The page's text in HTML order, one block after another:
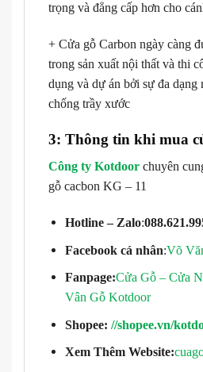
trọng và đẳng cấp hơn cho
+ Cửa gỗ Carbon ngày càng
trong sản xuất nội thất và thi
dụng và dự án bởi sự đa dạng
chống trầy xước
3: Thông tin khi mua
Công ty Kotdoor chuyên
gỗ cacbon KG – 11
Hotline – Zalo:
Facebook cá nhân:Võ
Fanpage:Cửa Gỗ – Cửa
Vân Gỗ Kotdoor
Shopee: //shopee.vn/
Xem Thêm Website: